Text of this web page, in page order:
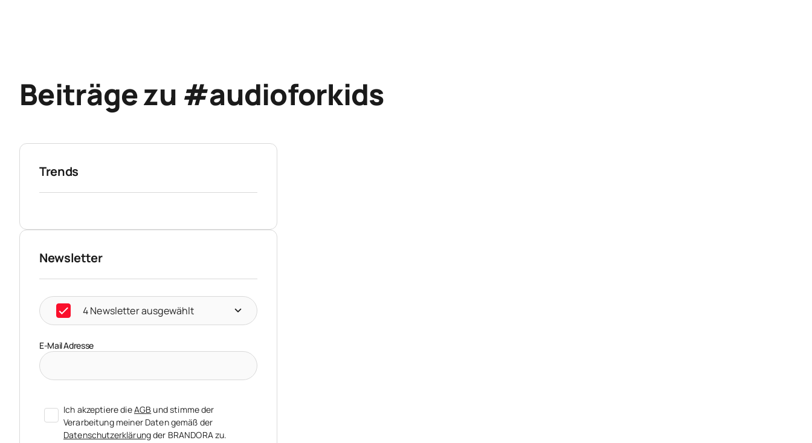
Beiträge zu #audioforkids
Trends
Newsletter
4 Newsletter ausgewählt
E-Mail Adresse
Ich akzeptiere dieAGBund stimme der
Verarbeitung meiner Daten gemäß der
Datenschutzerklärungder BRANDORA zu.